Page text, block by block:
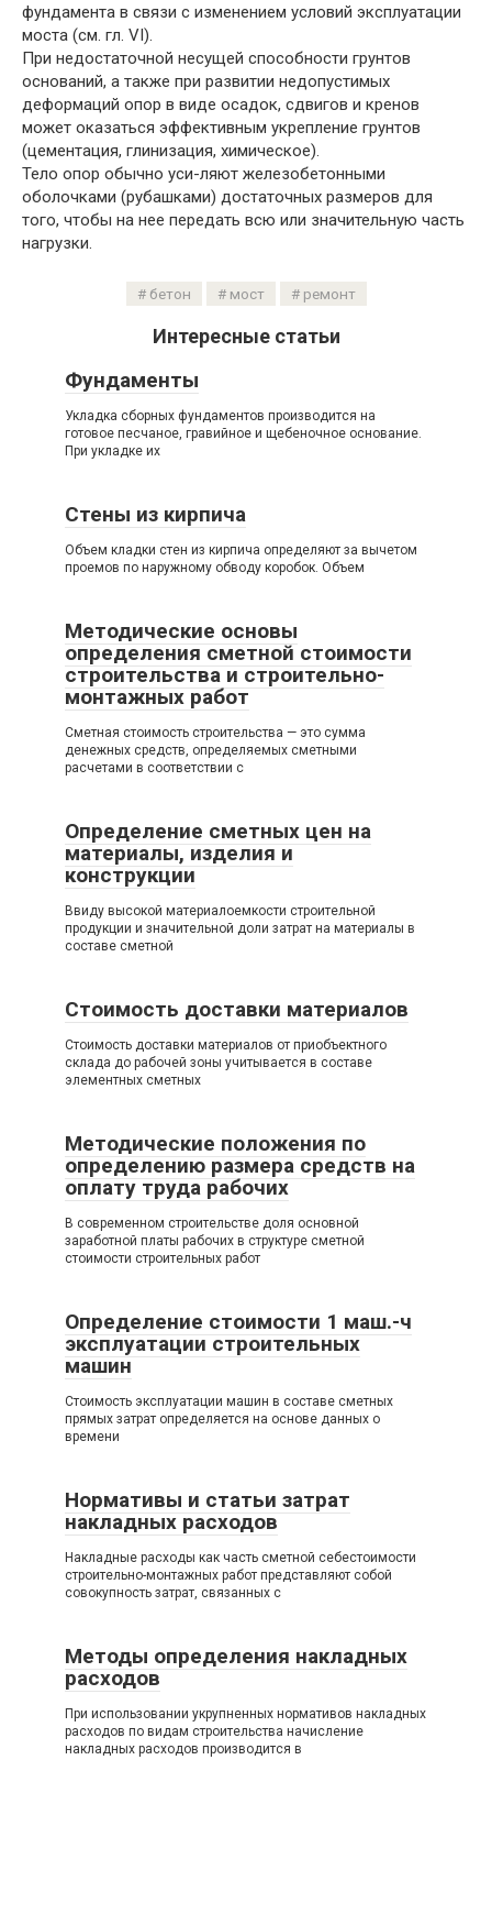
фундамента в связи с изменением условий эксплуатации
моста (см. гл. VI).
При недостаточной несущей способности грунтов
оснований, а также при развитии недопустимых
деформаций опор в виде осадок, сдвигов и кренов
может оказаться эффективным укрепление грунтов
(цементация, глинизация, химическое).
Тело опор обычно уси-ляют железобетонными
оболочками (рубашками) достаточных размеров для
того, чтобы на нее передать всю или значительную часть
нагрузки.
бетон мост ремонт
Интересные статьи
Фундаменты
Укладка сборных фундаментов производится на
готовое песчаное, гравийное и щебеночное основание.
При укладке их
Стены из кирпича
Объем кладки стен из кирпича определяют за вычетом
проемов по наружному обводу коробок. Объем
Методические основы
определения сметной стоимости
строительства и строительно-
монтажных работ
Сметная стоимость строительства — это сумма
денежных средств, определяемых сметными
расчетами в соответствии с
Определение сметных цен на
материалы, изделия и
конструкции
Ввиду высокой материалоемкости строительной
продукции и значительной доли затрат на материалы в
составе сметной
Стоимость доставки материалов
Стоимость доставки материалов от приобъектного
склада до рабочей зоны учитывается в составе
элементных сметных
Методические положения по
определению размера средств на
оплату труда рабочих
В современном строительстве доля основной
заработной платы рабочих в структуре сметной
стоимости строительных работ
Определение стоимости 1 маш.-ч
эксплуатации строительных
машин
Стоимость эксплуатации машин в составе сметных
прямых затрат определяется на основе данных о
времени
Нормативы и статьи затрат
накладных расходов
Накладные расходы как часть сметной себестоимости
строительно-монтажных работ представляют собой
совокупность затрат, связанных с
Методы определения накладных
расходов
При использовании укрупненных нормативов накладных
расходов по видам строительства начисление
накладных расходов производится в